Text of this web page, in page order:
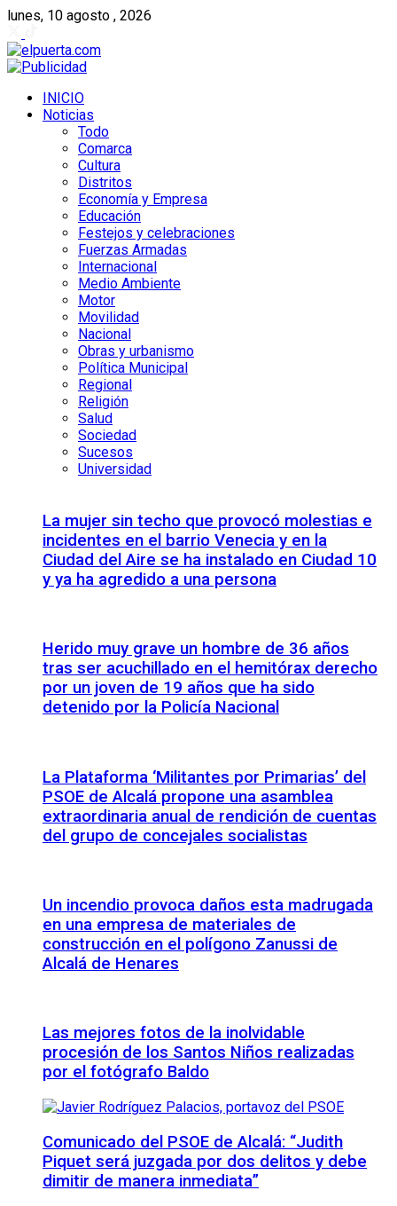
lunes, 10 agosto , 2026
INICIO
Noticias
Todo
Comarca
Cultura
Distritos
Economía y Empresa
Educación
Festejos y celebraciones
Fuerzas Armadas
Internacional
Medio Ambiente
Motor
Movilidad
Nacional
Obras y urbanismo
Política Municipal
Regional
Religión
Salud
Sociedad
Sucesos
Universidad
La mujer sin techo que provocó molestias e
incidentes en el barrio Venecia y en la
Ciudad del Aire se ha instalado en Ciudad 10
y ya ha agredido a una persona
Herido muy grave un hombre de 36 años
tras ser acuchillado en el hemitórax derecho
por un joven de 19 años que ha sido
detenido por la Policía Nacional
La Plataforma ‘Militantes por Primarias’ del
PSOE de Alcalá propone una asamblea
extraordinaria anual de rendición de cuentas
del grupo de concejales socialistas
Un incendio provoca daños esta madrugada
en una empresa de materiales de
construcción en el polígono Zanussi de
Alcalá de Henares
Las mejores fotos de la inolvidable
procesión de los Santos Niños realizadas
por el fotógrafo Baldo
Comunicado del PSOE de Alcalá: “Judith
Piquet será juzgada por dos delitos y debe
dimitir de manera inmediata”